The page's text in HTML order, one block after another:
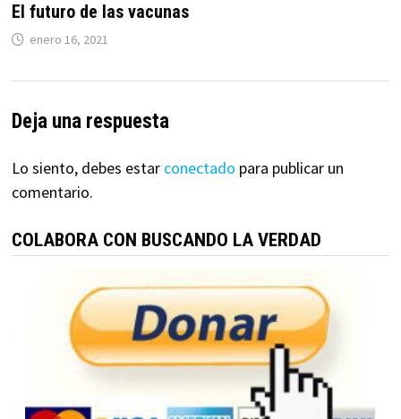
El futuro de las vacunas
enero 16, 2021
Deja una respuesta
Lo siento, debes estar conectado para publicar un
comentario.
COLABORA CON BUSCANDO LA VERDAD